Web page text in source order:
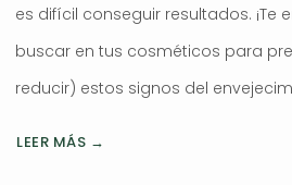
es difícil conseguir resultados. ¡Te
buscar en tus cosméticos para
reducir) estos signos del
LEER MÁS →